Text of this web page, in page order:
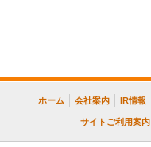
ホーム 会社案内 IR情報
サイトご利用案内